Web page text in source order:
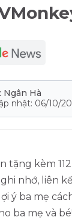
Ngân Hà
nhật: 06/10/
tặng kèm
nhớ, liên
ý ba mẹ
ba mẹ và bé!